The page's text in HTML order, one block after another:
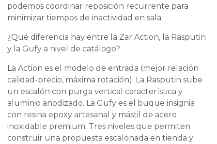
podemos coordinar reposición recurrente para
minimizar tiempos de inactividad en sala.
¿Qué diferencia hay entre la Zar Action, la Rasputin
y la Gufy a nivel de catálogo?
La Action es el modelo de entrada (mejor relación
calidad-precio, máxima rotación). La Rasputin sube
un escalón con purga vertical característica y
aluminio anodizado. La Gufy es el buque insignia
con resina epoxy artesanal y mástil de acero
inoxidable premium. Tres niveles que permiten
construir una propuesta escalonada en tienda y